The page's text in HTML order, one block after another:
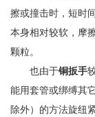
擦或撞击时，短时
本身相对较软，摩
颗粒。
也由于铜扳手
能用套管或绑缚其
除外）的方法旋纽